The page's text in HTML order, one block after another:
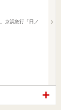
京浜急行「日ノ